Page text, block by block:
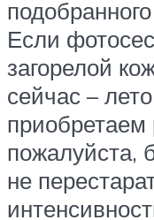
Если
загорелой
сейчас –
приобретаем
пожалуйста,
не